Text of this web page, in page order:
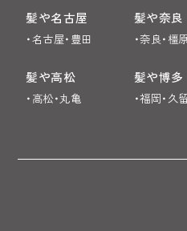
髪や名古屋
・名古屋・豊田
髪や奈良
・奈良・橿
髪や高松
・高松・丸亀
髪や博多
・福岡・久